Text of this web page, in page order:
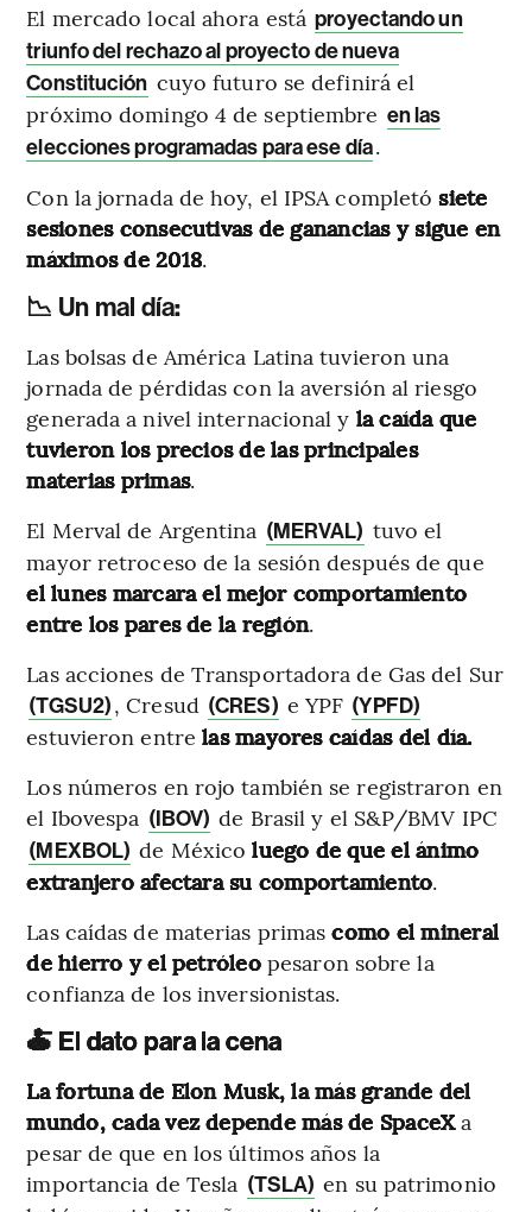
El mercado local ahora está proyectando un
triunfo del rechazo al proyecto de nueva
Constitución cuyo futuro se definirá el
próximo domingo 4 de septiembre en las
elecciones programadas para ese día.
Con la jornada de hoy, el IPSA completósiete
sesiones consecutivas de ganancias y sigue en
máximos de 2018.
📉 Un mal día:
Las bolsas de América Latina tuvieron una
jornada de pérdidas con la aversión al riesgo
generada a nivel internacional y la caída que
tuvieron los precios de las principales
materias primas.
El Merval de Argentina (MERVAL) tuvo el
mayor retroceso de la sesión después de que
el lunes marcara el mejor comportamiento
entre los pares de la región.
Las acciones de Transportadora de Gas del Sur
(TGSU2), Cresud (CRES) e YPF (YPFD)
estuvieron entrelas mayores caídas del día.
Los números en rojo también se registraron en
el Ibovespa (IBOV) de Brasil y el S&P/BMV IPC
(MEXBOL) de Méxicoluego de que el ánimo
extranjero afectara su comportamiento.
Las caídas de materias primascomo el mineral
de hierro y el petróleopesaron sobre la
confianza de los inversionistas.
🍝 El dato para la cena
La fortuna de Elon Musk, la más grande del
mundo, cada vez depende más de SpaceXa
pesar de que en los últimos años la
importancia de Tesla (TSLA) en su patrimonio